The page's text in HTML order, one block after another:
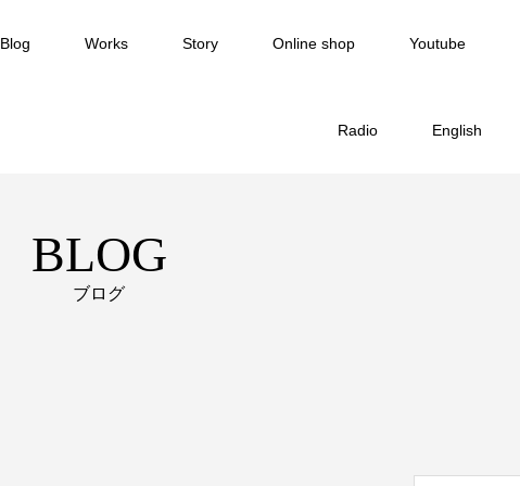
Blog Works Story Online shop Youtube
Radio English
BLOG
ブログ